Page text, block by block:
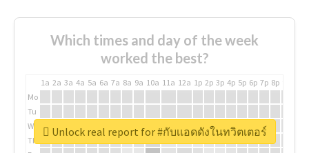
Which times and day of the week
worked the best?
1a 2a 3a 4a 5a 6a 7a 8a 9a 10a 11a 12a 1p 2p 3p 4p 5p 6p 7p 8p
Mo
Tu
We
Th
Unlock real report for #กับเเอดดังในทวิตเตอร์